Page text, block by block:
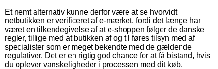
Et nemt alternativ kunne derfor være at se hvorvidt
netbutikken er verificeret af e-mærket, fordi det længe har
været en tilkendegivelse af at e-shoppen følger de danske
regler, tillige med at butikken af og til føres tilsyn med af
specialister som er meget bekendte med de gældende
regulativer. Det er en rigtig god chance for at få bistand, hvis
du oplever vanskeligheder i processen med dit køb.